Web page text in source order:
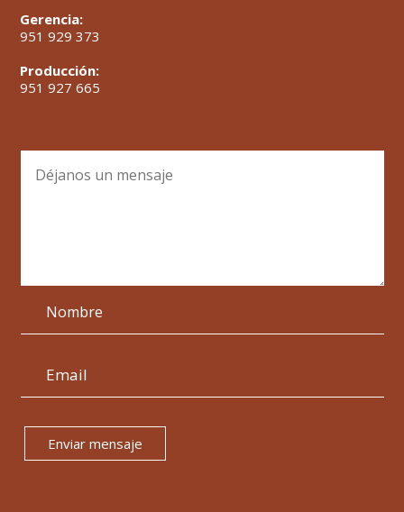
Gerencia:
951 929 373
Producción:
951 927 665
Enviar mensaje